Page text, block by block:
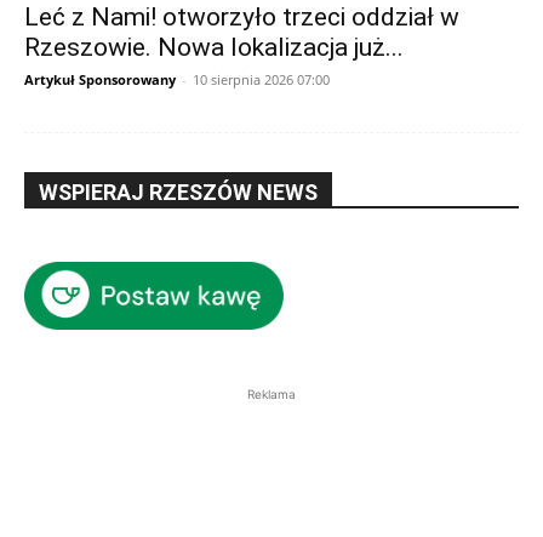
Leć z Nami! otworzyło trzeci oddział w
Rzeszowie. Nowa lokalizacja już...
Artykuł Sponsorowany - 10 sierpnia 2026 07:00
WSPIERAJ RZESZÓW NEWS
Reklama